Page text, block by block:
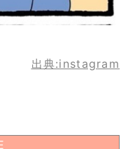
出典:instagram